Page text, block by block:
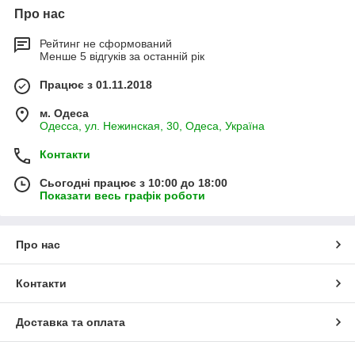
Про нас
Рейтинг не сформований
Менше 5 відгуків за останній рік
Працює з 01.11.2018
м. Одеса
Одесса, ул. Нежинская, 30, Одеса, Україна
Контакти
Сьогодні працює з 10:00 до 18:00
Показати весь графік роботи
Про нас
Контакти
Доставка та оплата